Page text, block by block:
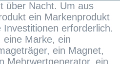
über Nacht. Um aus
ein Markenprodukt
erforderlich.
eine Marke, ein
ein Magnet,
Mehrwertgenerator, ein